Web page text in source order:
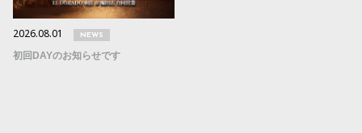
2026.08.01 NEWS
初回DAYのお知らせです